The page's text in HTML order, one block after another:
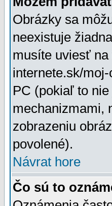
Obrázky sa
neexistuje
musíte uviesť na
internete.sk/
PC (pokiaľ to
mechanizmami,
zobrazeniu
povolené).
Návrat hore
Čo sú to